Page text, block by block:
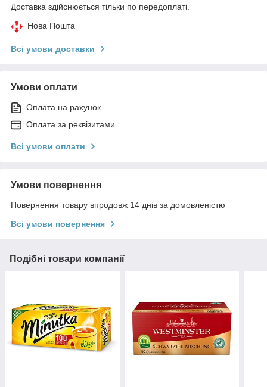
Доставка здійснюється тільки по передоплаті.
Нова Пошта
Всі умови доставки
Умови оплати
Оплата на рахунок
Оплата за реквізитами
Всі умови оплати
Умови повернення
Повернення товару впродовж 14 днів за домовленістю
Всі умови повернення
Подібні товари компанії